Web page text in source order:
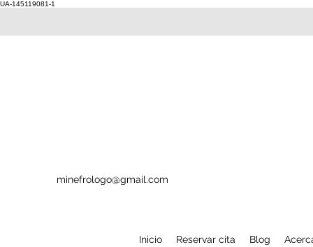
UA-145119081-1
minefrologo@gmail.com
Inicio Reservar cita Blog